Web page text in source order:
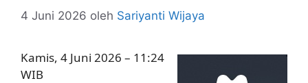
4 Juni 2026 oleh Sariyanti Wijaya
Kamis, 4 Juni 2026 – 11:24
WIB